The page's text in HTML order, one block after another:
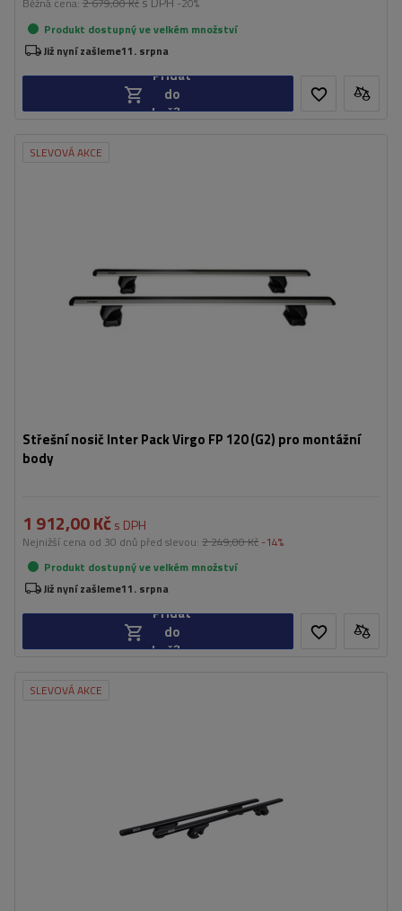
Produkt dostupný ve velkém množství
Již nyní zašleme11. srpna
Přidat
do
košíku
SLEVOVÁ AKCE
Střešní nosič Inter Pack Virgo FP 120 (G2) pro montážní
body
1 912,00 Kč s DPH
Nejnižší cena od 30 dnů před slevou: 2 249,00 Kč -14%
Produkt dostupný ve velkém množství
Již nyní zašleme11. srpna
Přidat
do
košíku
SLEVOVÁ AKCE